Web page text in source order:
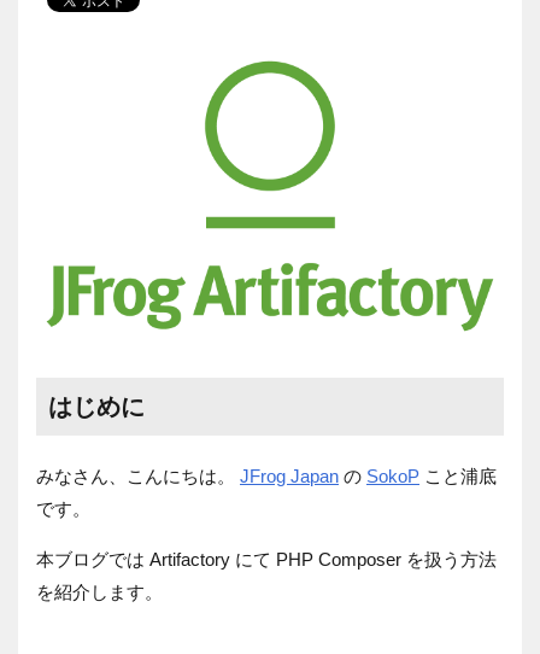
はじめに
みなさん、こんにちは。 JFrog Japan の SokoP こと浦底
です。
本ブログでは Artifactory にて PHP Composer を扱う方法
を紹介します。